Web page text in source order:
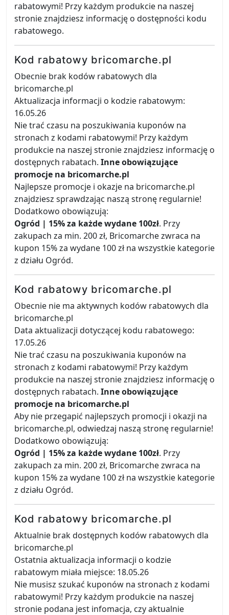
rabatowymi! Przy każdym produkcie na naszej
stronie znajdziesz informację o dostępności kodu
rabatowego.
Kod rabatowy bricomarche.pl
Obecnie brak kodów rabatowych dla
bricomarche.pl
Aktualizacja informacji o kodzie rabatowym:
16.05.26
Nie trać czasu na poszukiwania kuponów na
stronach z kodami rabatowymi! Przy każdym
produkcie na naszej stronie znajdziesz informację o
dostępnych rabatach. Inne obowiązujące
promocje na bricomarche.pl
Najlepsze promocje i okazje na bricomarche.pl
znajdziesz sprawdzając naszą stronę regularnie!
Dodatkowo obowiązują:
Ogród | 15% za każde wydane 100zł. Przy
zakupach za min. 200 zł, Bricomarche zwraca na
kupon 15% za wydane 100 zł na wszystkie kategorie
z działu Ogród.
Kod rabatowy bricomarche.pl
Obecnie nie ma aktywnych kodów rabatowych dla
bricomarche.pl
Data aktualizacji dotyczącej kodu rabatowego:
17.05.26
Nie trać czasu na poszukiwania kuponów na
stronach z kodami rabatowymi! Przy każdym
produkcie na naszej stronie znajdziesz informację o
dostępnych rabatach. Inne obowiązujące
promocje na bricomarche.pl
Aby nie przegapić najlepszych promocji i okazji na
bricomarche.pl, odwiedzaj naszą stronę regularnie!
Dodatkowo obowiązują:
Ogród | 15% za każde wydane 100zł. Przy
zakupach za min. 200 zł, Bricomarche zwraca na
kupon 15% za wydane 100 zł na wszystkie kategorie
z działu Ogród.
Kod rabatowy bricomarche.pl
Aktualnie brak dostępnych kodów rabatowych dla
bricomarche.pl
Ostatnia aktualizacja informacji o kodzie
rabatowym miała miejsce: 18.05.26
Nie musisz szukać kuponów na stronach z kodami
rabatowymi! Przy każdym produkcie na naszej
stronie podana jest infomacja, czy aktualnie